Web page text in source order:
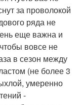
за проволокой
ряда не
еще важна и
вовсе не
в сезон между
(не более 3
умеренно
-